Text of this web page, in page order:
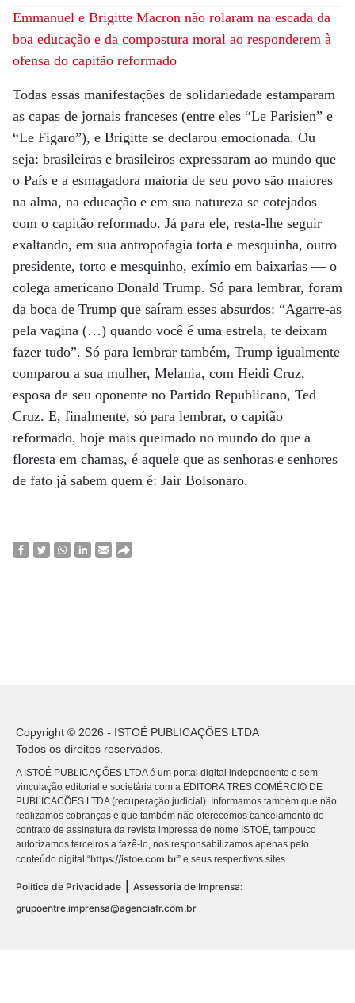
Emmanuel e Brigitte Macron não rolaram na escada da
boa educação e da compostura moral ao responderem à
ofensa do capitão reformado
Todas essas manifestações de solidariedade estamparam
as capas de jornais franceses (entre eles “Le Parisien” e
“Le Figaro”), e Brigitte se declarou emocionada. Ou
seja: brasileiras e brasileiros expressaram ao mundo que
o País e a esmagadora maioria de seu povo são maiores
na alma, na educação e em sua natureza se cotejados
com o capitão reformado. Já para ele, resta-lhe seguir
exaltando, em sua antropofagia torta e mesquinha, outro
presidente, torto e mesquinho, exímio em baixarias — o
colega americano Donald Trump. Só para lembrar, foram
da boca de Trump que saíram esses absurdos: “Agarre-as
pela vagina (…) quando você é uma estrela, te deixam
fazer tudo”. Só para lembrar também, Trump igualmente
comparou a sua mulher, Melania, com Heidi Cruz,
esposa de seu oponente no Partido Republicano, Ted
Cruz. E, finalmente, só para lembrar, o capitão
reformado, hoje mais queimado no mundo do que a
floresta em chamas, é aquele que as senhoras e senhores
de fato já sabem quem é: Jair Bolsonaro.
Copyright © 2026 - ISTOÉ PUBLICAÇÕES LTDA
Todos os direitos reservados.
A ISTOÉ PUBLICAÇÕES LTDA é um portal digital independente e sem
vinculação editorial e societária com a EDITORA TRES COMÉRCIO DE
PUBLICACÕES LTDA (recuperação judicial). Informamos também que não
realizamos cobranças e que também não oferecemos cancelamento do
contrato de assinatura da revista impressa de nome ISTOÉ, tampouco
autorizamos terceiros a fazê-lo, nos responsabilizamos apenas pelo
conteúdo digital “https://istoe.com.br” e seus respectivos sites.
Política de Privacidade
Assessoria de Imprensa:
grupoentre.imprensa@agenciafr.com.br